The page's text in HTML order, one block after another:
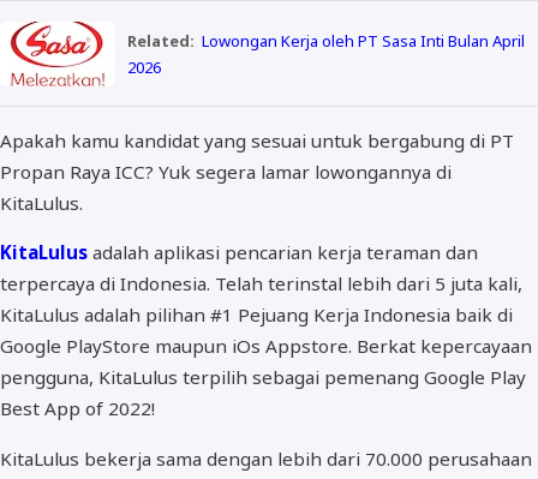
Related: Lowongan Kerja oleh PT Sasa Inti Bulan April
2026
Apakah kamu kandidat yang sesuai untuk bergabung di PT
Propan Raya ICC? Yuk segera lamar lowongannya di
KitaLulus.
KitaLulus adalah aplikasi pencarian kerja teraman dan
terpercaya di Indonesia. Telah terinstal lebih dari 5 juta kali,
KitaLulus adalah pilihan #1 Pejuang Kerja Indonesia baik di
Google PlayStore maupun iOs Appstore. Berkat kepercayaan
pengguna, KitaLulus terpilih sebagai pemenang Google Play
Best App of 2022!
KitaLulus bekerja sama dengan lebih dari 70.000 perusahaan